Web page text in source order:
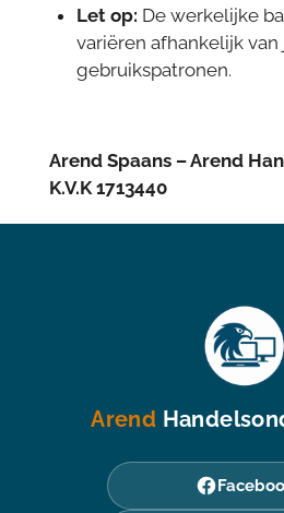
Let op: De werkelijke
variëren afhankelijk van
gebruikspatronen.
Arend Spaans – Arend
K.V.K 1713440
Arend